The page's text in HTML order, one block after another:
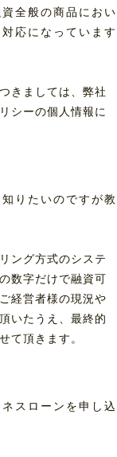
全般の商品におい
応になっています
きましては、弊社
シーの個人情報に
りたいのですが教
ング方式のシステ
数字だけで融資可
経営者様の現況や
いたうえ、最終的
て頂きます。
スローンを申し込